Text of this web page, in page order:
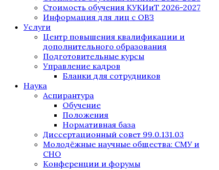
Стоимость обучения КУКИиТ 2026-2027
Информация для лиц с ОВЗ
Услуги
Центр повышения квалификации и
дополнительного образования
Подготовительные курсы
Управление кадров
Бланки для сотрудников
Наука
Аспирантура
Обучение
Положения
Нормативная база
Диссертационный совет 99.0.131.03
Молодёжные научные общества: СМУ и
СНО
Конференции и форумы